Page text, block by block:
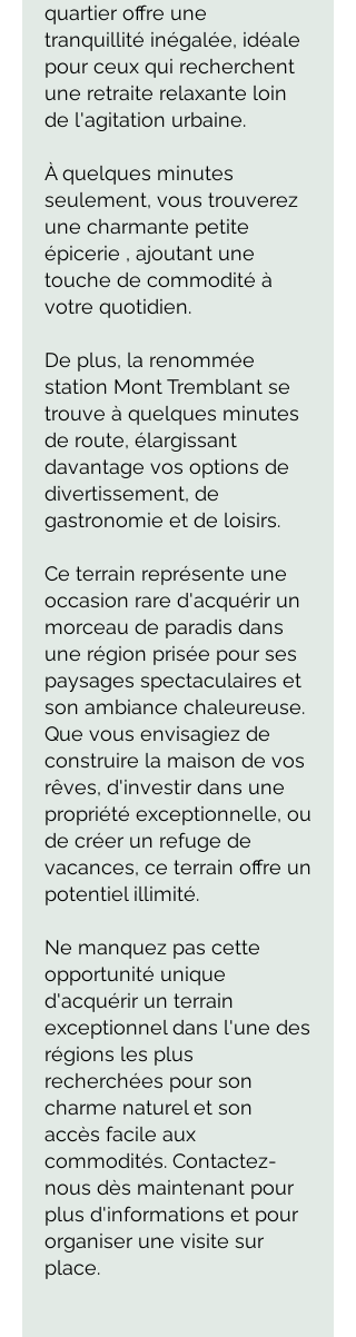
quartier offre une
tranquillité inégalée, idéale
pour ceux qui recherchent
une retraite relaxante loin
de l'agitation urbaine.
À quelques minutes
seulement, vous trouverez
une charmante petite
épicerie , ajoutant une
touche de commodité à
votre quotidien.
De plus, la renommée
station Mont Tremblant se
trouve à quelques minutes
de route, élargissant
davantage vos options de
divertissement, de
gastronomie et de loisirs.
Ce terrain représente une
occasion rare d'acquérir un
morceau de paradis dans
une région prisée pour ses
paysages spectaculaires et
son ambiance chaleureuse.
Que vous envisagiez de
construire la maison de vos
rêves, d'investir dans une
propriété exceptionnelle, ou
de créer un refuge de
vacances, ce terrain offre un
potentiel illimité.
Ne manquez pas cette
opportunité unique
d'acquérir un terrain
exceptionnel dans l'une des
régions les plus
recherchées pour son
charme naturel et son
accès facile aux
commodités. Contactez-
nous dès maintenant pour
plus d'informations et pour
organiser une visite sur
place.